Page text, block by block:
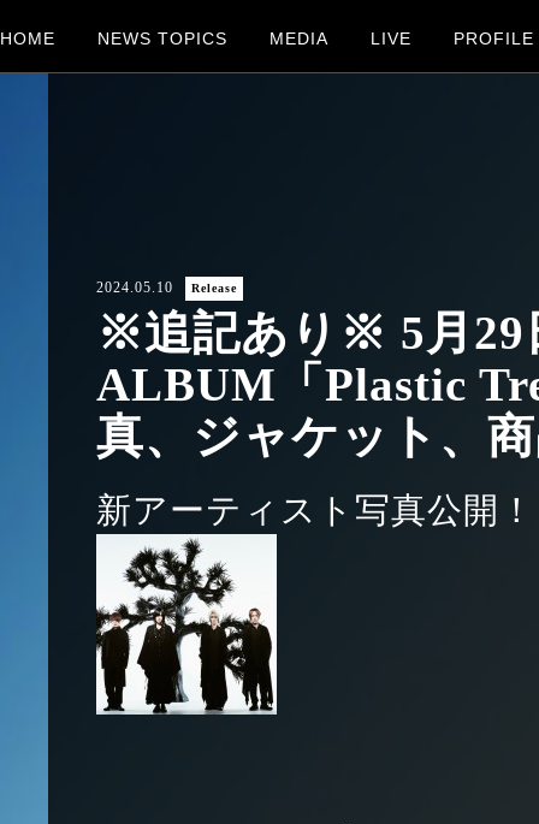
HOME NEWS TOPICS MEDIA LIVE PROFILE
2024.05.10 Release
※追記あり※ 5月29
ALBUM「Plastic
真、ジャケット、
新アーティスト写真公開！